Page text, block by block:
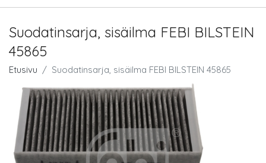
Suodatinsarja, sisäilma FEBI BILSTEIN
45865
Etusivu Suodatinsarja, sisäilma FEBI BILSTEIN 45865